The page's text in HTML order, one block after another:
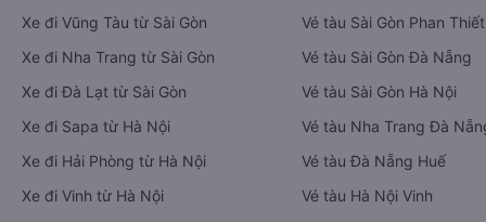
Xe đi Vũng Tàu từ Sài Gòn
Xe đi Nha Trang từ Sài Gòn
Xe đi Đà Lạt từ Sài Gòn
Xe đi Sapa từ Hà Nội
Xe đi Hải Phòng từ Hà Nội
Xe đi Vinh từ Hà Nội
Vé tàu Sài Gòn Phan Thiết
Vé tàu Sài Gòn Đà Nẵng
Vé tàu Sài Gòn Hà Nội
Vé tàu Nha Trang Đà
Vé tàu Đà Nẵng Huế
Vé tàu Hà Nội Vinh